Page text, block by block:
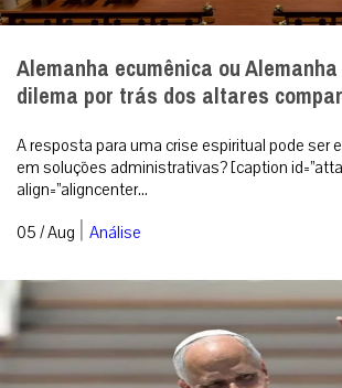
Alemanha ecumênica ou
dilema por trás dos altares
A resposta para uma crise espiritual pode ser
em soluções administrativas? [caption
align=”aligncenter...
05 / Aug | Análise